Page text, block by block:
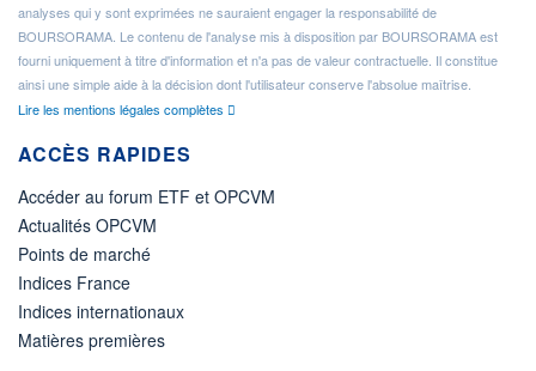
analyses qui y sont exprimées ne sauraient engager la responsabilité de
BOURSORAMA. Le contenu de l'analyse mis à disposition par BOURSORAMA est
fourni uniquement à titre d'information et n'a pas de valeur contractuelle. Il constitue
ainsi une simple aide à la décision dont l'utilisateur conserve l'absolue maîtrise.
Lire les mentions légales complètes
ACCÈS RAPIDES
Accéder au forum ETF et OPCVM
Actualités OPCVM
Points de marché
Indices France
Indices internationaux
Matières premières